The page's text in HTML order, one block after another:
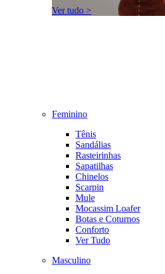
Ver tudo >
Feminino
Tênis
Sandálias
Rasteirinhas
Sapatilhas
Chinelos
Scarpin
Mule
Mocassim Loafer
Botas e Coturnos
Conforto
Ver Tudo
Masculino